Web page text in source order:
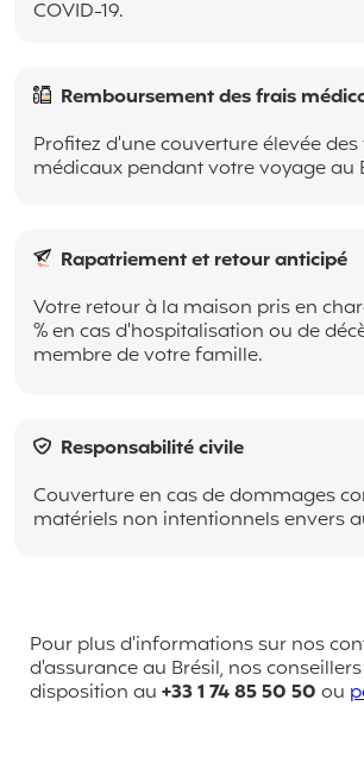
COVID-19.
Remboursement des frais
Profitez d'une couverture élevée
médicaux pendant votre voyage au
Rapatriement et retour anticipé
Votre retour à la maison pris en
% en cas d'hospitalisation ou de
membre de votre famille.
Responsabilité civile
Couverture en cas de dommages
matériels non intentionnels envers
Pour plus d'informations sur nos
d'assurance au Brésil, nos
disposition au +33 1 74 85 50 50 ou